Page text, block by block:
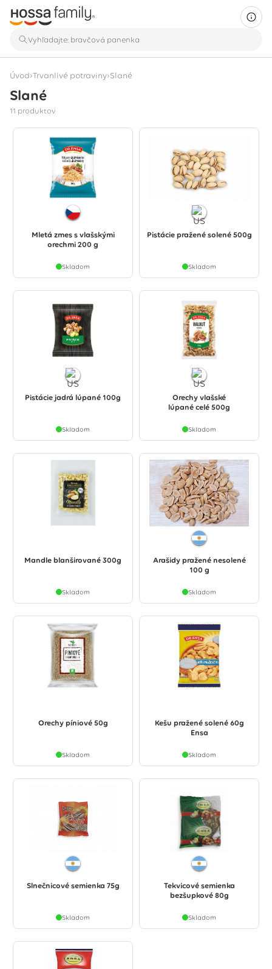
Úvod›Trvanlivé potraviny›Slané
Slané
11 produktov
Mletá zmes s vlašskými
orechmi 200 g
Skladom
Pistácie pražené solené 500g
Skladom
Pistácie jadrá lúpané 100g
Skladom
Orechy vlašské
lúpané celé 500g
Skladom
Mandle blanširované 300g
Skladom
Arašidy pražené nesolené
100 g
Skladom
Orechy píniové 50g
Skladom
Kešu pražené solené 60g
Ensa
Skladom
Slnečnicové semienka 75g
Skladom
Tekvicové semienka
bezšupkové 80g
Skladom